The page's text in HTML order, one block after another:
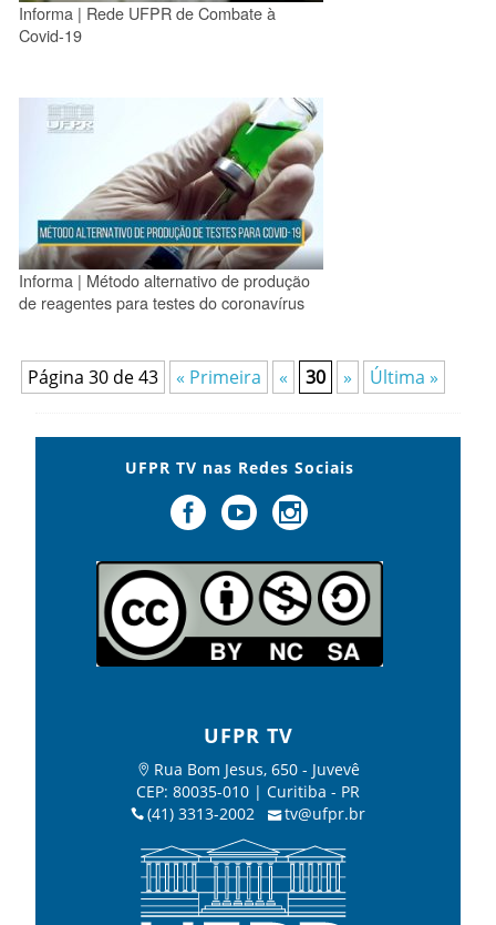
Informa | Rede UFPR de Combate à
Covid-19
Informa | Método alternativo de produção
de reagentes para testes do coronavírus
Página 30 de 43 « Primeira « 30 » Última »
UFPR TV nas Redes Sociais
UFPR TV
Rua Bom Jesus, 650 - Juvevê
CEP: 80035-010 | Curitiba - PR
(41) 3313-2002
tv@ufpr.br